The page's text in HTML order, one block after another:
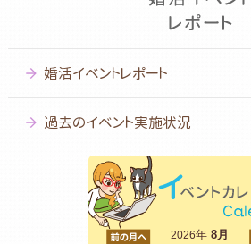
婚活イベントレポート
過去のイベント実施状況
2026年8月